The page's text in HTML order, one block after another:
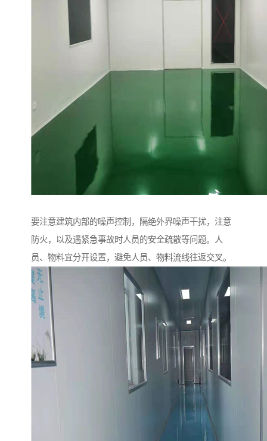
要注意建筑内部的噪声控制，隔绝外界噪声干扰，注意
防火，以及遇紧急事故时人员的安全疏散等问题。人
员、物料宜分开设置，避免人员、物料流线往返交叉。